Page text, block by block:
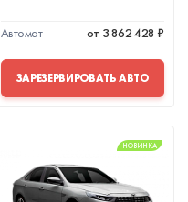
Автомат от 3 862 428 ₽
ЗАРЕЗЕРВИРОВАТЬ АВТО
НОВИНКА